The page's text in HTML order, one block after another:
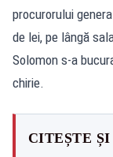
procurorului
de lei, pe lângă
Solomon s-a
chirie.
CITEȘTE ȘI